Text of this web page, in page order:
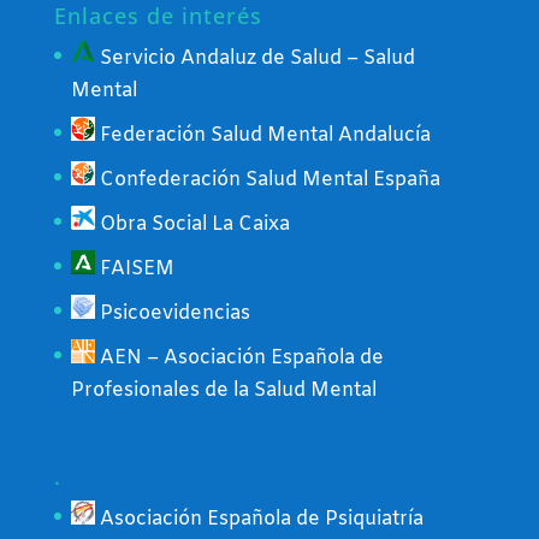
Enlaces de interés
Servicio Andaluz de Salud – Salud
Mental
Federación Salud Mental Andalucía
Confederación Salud Mental España
Obra Social La Caixa
FAISEM
Psicoevidencias
AEN – Asociación Española de
Profesionales de la Salud Mental
.
Asociación Española de Psiquiatría